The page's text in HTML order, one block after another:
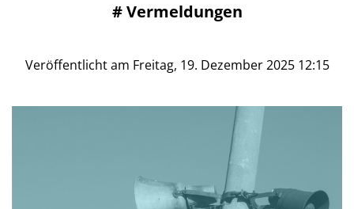
#Vermeldungen
Veröffentlicht am Freitag, 19. Dezember 2025 12:15